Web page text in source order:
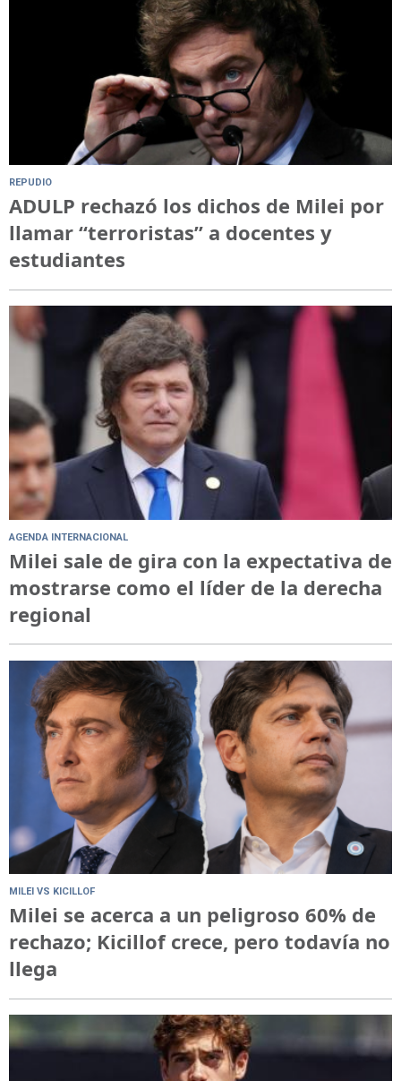
REPUDIO
ADULP rechazó los dichos de Milei por
llamar “terroristas” a docentes y
estudiantes
AGENDA INTERNACIONAL
Milei sale de gira con la expectativa de
mostrarse como el líder de la derecha
regional
MILEI VS KICILLOF
Milei se acerca a un peligroso 60% de
rechazo; Kicillof crece, pero todavía no
llega